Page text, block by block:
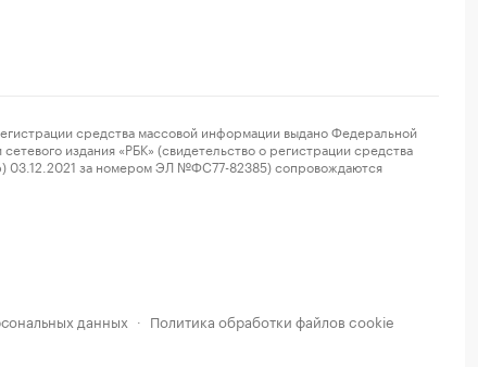
средства массовой информации выдано Федеральной
издания «РБК» (свидетельство о регистрации средства
03.12.2021 за номером ЭЛ №ФС77-82385) сопровождаются
данных · Политика обработки файлов cookie